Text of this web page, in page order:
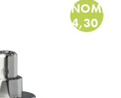
24,30 €